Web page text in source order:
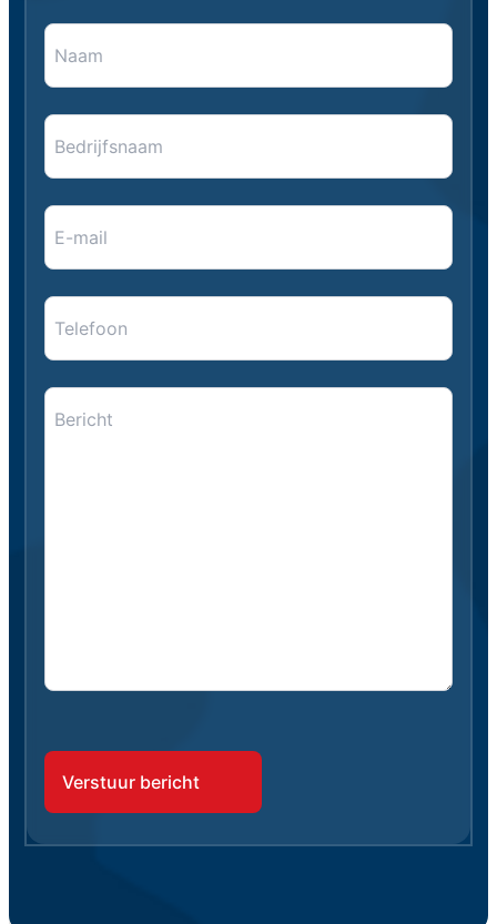
"Naam
*
Bedrijfsnaam
E-
mail
**
Telefoon
Bericht
*